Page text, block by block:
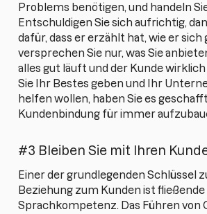
Problems benötigen, und handeln
Entschuldigen Sie sich aufrichtig,
dafür, dass er erzählt hat, wie er sich
versprechen Sie nur, was Sie
alles gut läuft und der Kunde
Sie Ihr Bestes geben und Ihr
helfen wollen, haben Sie es
Kundenbindung für immer
#3 Bleiben Sie mit Ihren
Einer der grundlegenden Schlüssel
Beziehung zum Kunden ist fließende
Sprachkompetenz. Das Führen von